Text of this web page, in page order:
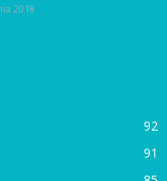
2018
92
91